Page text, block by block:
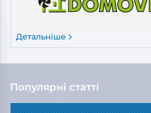
Детальніше
Популярні статті